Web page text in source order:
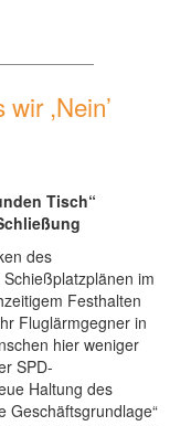
,Nein’
Tisch“
des
im
Festhalten
Fluglärmgegner in
hier weniger
SPD-
Haltung des
Geschäftsgrundlage“